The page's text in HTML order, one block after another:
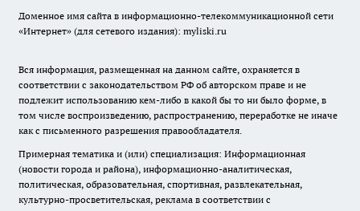
Доменное имя сайта в информационно-телекоммуникационной сети
«Интернет» (для сетевого издания): myliski.ru
Вся информация, размещенная на данном сайте, охраняется в
соответствии с законодательством РФ об авторском праве и не
подлежит использованию кем-либо в какой бы то ни было форме, в
том числе воспроизведению, распространению, переработке не иначе
как с письменного разрешения правообладателя.
Примерная тематика и (или) специализация: Информационная
(новости города и района), информационно-аналитическая,
политическая, образовательная, спортивная, развлекательная,
культурно-просветительская, реклама в соответствии с